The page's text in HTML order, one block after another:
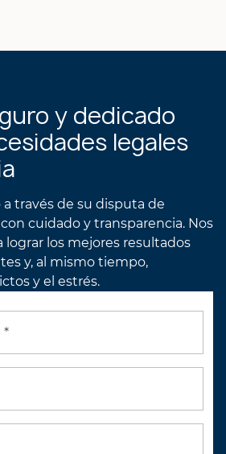
y dedicado
legales
través de su disputa de
cuidado y transparencia. Nos
los mejores resultados
y, al mismo tiempo,
y el estrés.
*